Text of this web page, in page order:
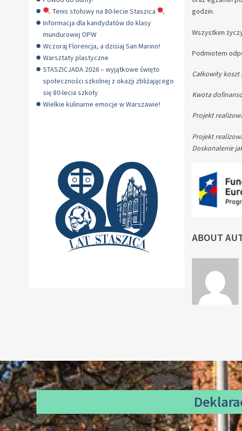
godzin.
Wszystkim
Podmiotem
Całkowity koszt
Kwota
Projekt
Projekt
Doskonalenie
ABOUT
Tenis stołowy na 80-lecie Staszica
Informacja dla kandydatów do klasy
mundurowej OPW
Wczoraj Florencja, a dzisiaj San Marino!
Warsztaty plastyczne
STASZICJADA 2026 – wyjątkowe święto
społeczności szkolnej z okazji zbliżającego
się 80-lecia szkoły
Wielkie kulinarne emocje w Warszawie!